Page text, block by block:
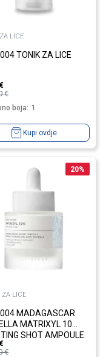
LICE
TONIK ZA LICE
€
€
boja: 1
Kupi ovdje
20%
ZA LICE
MADAGASCAR
MATRIXYL 10
SHOT AMPOULE
€
€